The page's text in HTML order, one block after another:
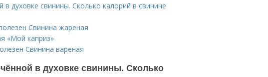
в духовке свинины. Сколько калорий в свинине
Свинина жареная
«Мой каприз»
Свинина вареная
в духовке свинины. Сколько